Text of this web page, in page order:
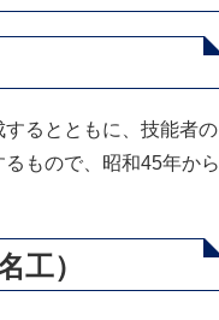
るとともに、技能者の
もので、昭和45年から
工）